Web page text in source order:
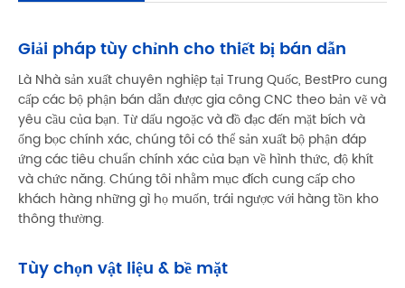
Giải pháp tùy chỉnh cho thiết bị bán dẫn
Là Nhà sản xuất chuyên nghiệp tại Trung Quốc, BestPro cung
cấp các bộ phận bán dẫn được gia công CNC theo bản vẽ và
yêu cầu của bạn. Từ dấu ngoặc và đồ đạc đến mặt bích và
ống bọc chính xác, chúng tôi có thể sản xuất bộ phận đáp
ứng các tiêu chuẩn chính xác của bạn về hình thức, độ khít
và chức năng. Chúng tôi nhằm mục đích cung cấp cho
khách hàng những gì họ muốn, trái ngược với hàng tồn kho
thông thường.
Tùy chọn vật liệu & bề mặt